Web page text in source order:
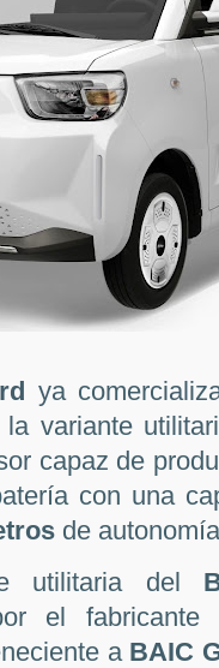
ya
la variante
capaz de
con una
de
utilitaria del
el fabricante
a BAIC